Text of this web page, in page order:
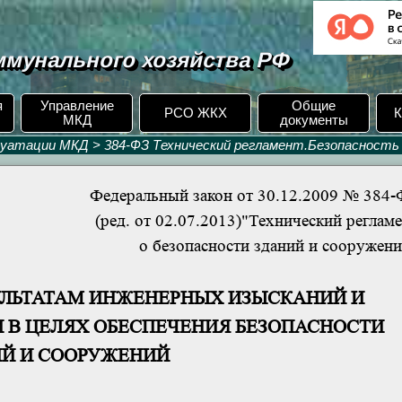
Управление
МКД
РСО ЖКХ
Общие
документы
хозяйства РФ
МКД >384-ФЗ Технический регламент.Безопасность
Федеральный закон от 30.12.2009 №
(ред. от 02.07.2013)"Технический
о безопасности зданий и
ИНЖЕНЕРНЫХ ИЗЫСКАНИЙ И
ЦЕЛЯХ ОБЕСПЕЧЕНИЯ БЕЗОПАСНОСТИ
И СООРУЖЕНИЙ